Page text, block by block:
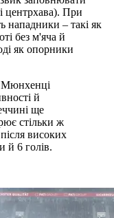
центрхава). При
нападники – такі як
без м'яча й
як опорники
Мюнхенці
й
ще
стільки ж
високих
й 6 голів.